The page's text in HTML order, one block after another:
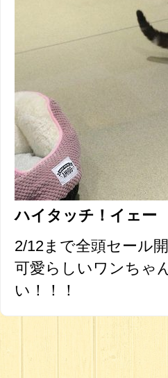
ハイタッチ！イェー
2/12まで全頭セール
可愛らしいワンちゃ
い！！！